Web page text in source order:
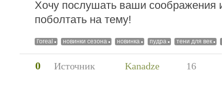
Хочу послушать ваши соображения
поболтать на тему!
l'oreal новинки сезона новинка пудра тени для век
0 Источник Kanadze 16